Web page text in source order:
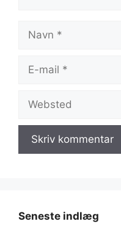
mail
Seneste indlæg